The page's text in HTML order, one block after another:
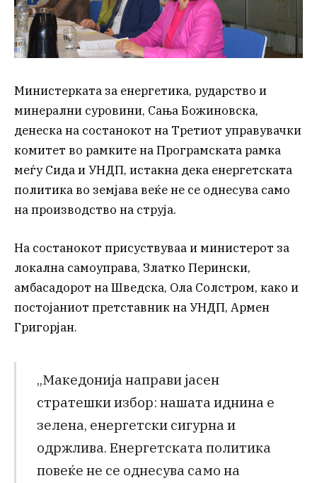
Министерката за енергетика, рударство и
минерални суровини, Сања Божиновска,
денеска на состанокот на Третиот управувачки
комитет во рамките на Програмската рамка
меѓу Сида и УНДП, истакна дека енергетската
политика во земјава веќе не се однесува само
на производство на струја.
На состанокот присуствуваа и министерот за
локална самоуправа, Златко Перински,
амбасадорот на Шведска, Ола Солстром, како и
постојаниот претставник на УНДП, Армен
Григорјан.
„Македонија направи јасен
стратешки избор: нашата иднина е
зелена, енергетски сигурна и
одржлива. Eнергетската политика
повеќе не се однесува само на